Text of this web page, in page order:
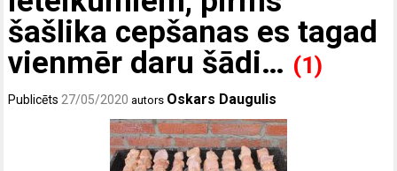
šašlika cepšanas es tagad
vienmēr daru šādi… (1)
Publicēts 27/05/2020 autors Oskars Daugulis